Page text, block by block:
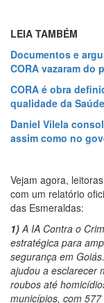
LEIA TAMBÉM
Documentos e
CORA vazaram do
CORA é obra
qualidade da
Daniel Vilela
assim como no
Vejam agora,
com um relatório
das Esmeraldas:
1) A IA Contra o
estratégica para
segurança em
ajudou a esclarecer
roubos até
municípios, com